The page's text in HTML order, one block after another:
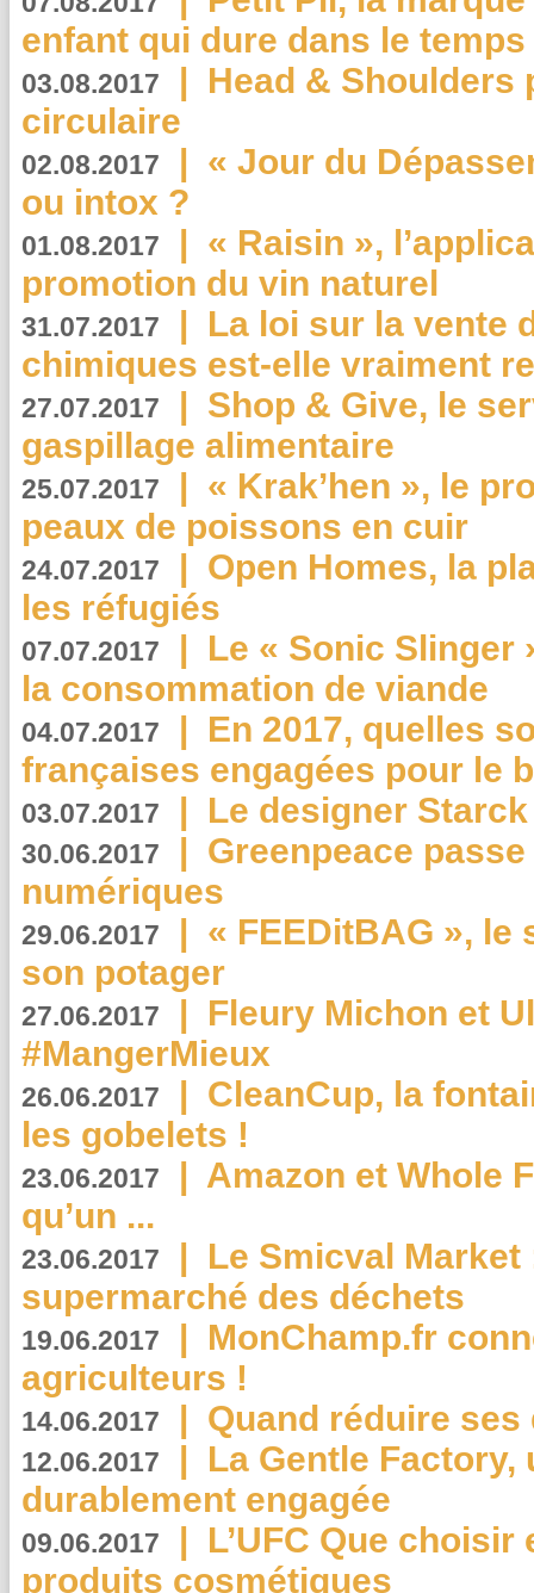
enfant qui dure dans le temps
03.08.2017 | Head & Shoulders
circulaire
02.08.2017 | « Jour du
ou intox ?
01.08.2017 | « Raisin »,
promotion du vin naturel
31.07.2017 | La loi sur la vente
chimiques est-elle vraiment
27.07.2017 | Shop & Give, le
gaspillage alimentaire
25.07.2017 | « Krak’hen », le
peaux de poissons en cuir
24.07.2017 | Open Homes, la
les réfugiés
07.07.2017 | Le « Sonic Slinger
la consommation de viande
04.07.2017 | En 2017, quelles
françaises engagées pour le
03.07.2017 | Le designer
30.06.2017 | Greenpeace
numériques
29.06.2017 | « FEEDitBAG », le
son potager
27.06.2017 | Fleury Michon et
#MangerMieux
26.06.2017 | CleanCup, la
les gobelets !
23.06.2017 | Amazon et Whole
qu’un ...
23.06.2017 | Le Smicval
supermarché des déchets
19.06.2017 | MonChamp.fr
agriculteurs !
14.06.2017 | Quand réduire
12.06.2017 | La Gentle
durablement engagée
09.06.2017 | L’UFC Que
produits cosmétiques